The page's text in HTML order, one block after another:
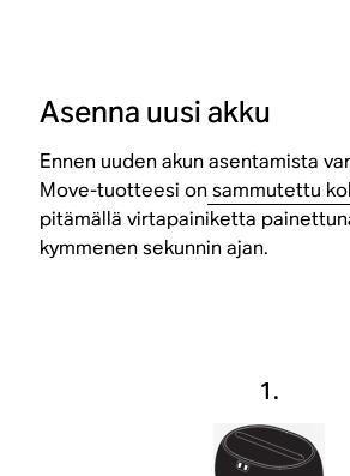
Asenna uusi akku
Ennen uuden akun asentamista
Move-tuotteesi onsammutettu
pitämällä virtapainiketta
kymmenen sekunnin ajan.
1.